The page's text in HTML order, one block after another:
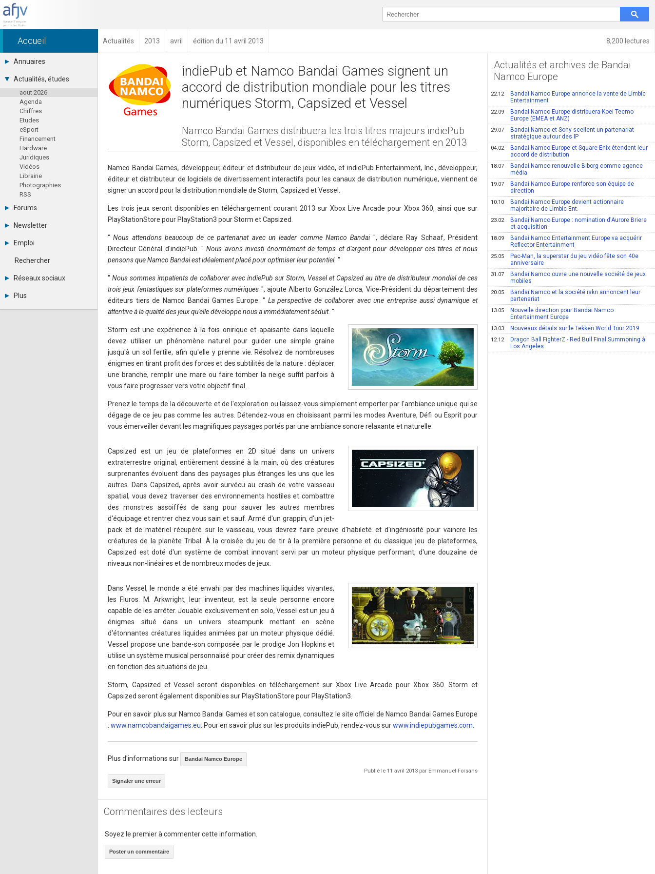
8,200 lectures
Accueil Actualités 2013 avril édition du 11 avril 2013
Annuaires
Toutes les sociétés (691)
Studios (418)
Editeurs (49)
Distributeurs (16)
Hard. / Accessoires (10)
Middlewares (15)
Prestataires (99)
Assoc. / Syndicats (21)
Formations / Ecoles (46)
Presse spécialisée (17)
Actualités, études
août 2026
Agenda
Chiffres
Etudes
eSport
Financement
Hardware
Juridiques
Vidéos
Librairie
Photographies
RSS
Forums
Tous les forums
Se connecter
Messages privés
Contacter un modérateur
Newsletter
Archives
Abonnement
Emploi
Consulter les annonces
Observatoire de l'emploi
Rechercher
Réseaux sociaux
LinkedIn
Plus
Annonceurs
indiePub et Namco Bandai Games signent un
accord de distribution mondiale pour les titres
numériques Storm, Capsized et Vessel
Namco Bandai Games distribuera les trois titres majeurs indiePub
Storm, Capsized et Vessel, disponibles en téléchargement en 2013
Namco Bandai Games, développeur, éditeur et distributeur de jeux vidéo, et indiePub Entertainment, Inc., développeur,
éditeur et distributeur de logiciels de divertissement interactifs pour les canaux de distribution numérique, viennent de
signer un accord pour la distribution mondiale de Storm, Capsized et Vessel.
Les trois jeux seront disponibles en téléchargement courant 2013 sur Xbox Live Arcade pour Xbox 360, ainsi que sur
PlayStationStore pour PlayStation3 pour Storm et Capsized.
" Nous attendons beaucoup de ce partenariat avec un leader comme Namco Bandai ", déclare Ray Schaaf, Président
Directeur Général d'indiePub. " Nous avons investi énormément de temps et d'argent pour développer ces titres et nous
pensons que Namco Bandai est idéalement placé pour optimiser leur potentiel. "
" Nous sommes impatients de collaborer avec indiePub sur Storm, Vessel et Capsized au titre de distributeur mondial de ces
trois jeux fantastiques sur plateformes numériques ", ajoute Alberto González Lorca, Vice-Président du département des
éditeurs tiers de Namco Bandai Games Europe. " La perspective de collaborer avec une entreprise aussi dynamique et
attentive à la qualité des jeux qu'elle développe nous a immédiatement séduit. "
Storm est une expérience à la fois onirique et apaisante dans laquelle
devez utiliser un phénomène naturel pour guider une simple graine
jusqu'à un sol fertile, afin qu'elle y prenne vie. Résolvez de nombreuses
énigmes en tirant profit des forces et des subtilités de la nature : déplacer
une branche, remplir une mare ou faire tomber la neige suffit parfois à
vous faire progresser vers votre objectif final.
Prenez le temps de la découverte et de l'exploration ou laissez-vous simplement emporter par l'ambiance unique qui se
dégage de ce jeu pas comme les autres. Détendez-vous en choisissant parmi les modes Aventure, Défi ou Esprit pour
vous émerveiller devant les magnifiques paysages portés par une ambiance sonore relaxante et naturelle.
Capsized est un jeu de plateformes en 2D situé dans un univers
extraterrestre original, entièrement dessiné à la main, où des créatures
surprenantes évoluent dans des paysages plus étranges les uns que les
autres. Dans Capsized, après avoir survécu au crash de votre vaisseau
spatial, vous devez traverser des environnements hostiles et combattre
des monstres assoiffés de sang pour sauver les autres membres
d'équipage et rentrer chez vous sain et sauf. Armé d'un grappin, d'un jet-
pack et de matériel récupéré sur le vaisseau, vous devrez faire preuve d'habileté et d'ingéniosité pour vaincre les
créatures de la planète Tribal. À la croisée du jeu de tir à la première personne et du classique jeu de plateformes,
Capsized est doté d'un système de combat innovant servi par un moteur physique performant, d'une douzaine de
niveaux non-linéaires et de nombreux modes de jeux.
Dans Vessel, le monde a été envahi par des machines liquides vivantes,
les Fluros. M. Arkwright, leur inventeur, est la seule personne encore
capable de les arrêter. Jouable exclusivement en solo, Vessel est un jeu à
énigmes situé dans un univers steampunk mettant en scène
d'étonnantes créatures liquides animées par un moteur physique dédié.
Vessel propose une bande-son composée par le prodige Jon Hopkins et
utilise un système musical personnalisé pour créer des remix dynamiques
en fonction des situations de jeu.
Storm, Capsized et Vessel seront disponibles en téléchargement sur Xbox Live Arcade pour Xbox 360. Storm et
Capsized seront également disponibles sur PlayStationStore pour PlayStation3.
Pour en savoir plus sur Namco Bandai Games et son catalogue, consultez le site officiel de Namco Bandai Games Europe
: www.namcobandaigames.eu . Pour en savoir plus sur les produits indiePub, rendez-vous surwww.indiepubgames.com
Plus d'informations sur Bandai Namco Europe
Publié le 11 avril 2013 par Emmanuel Forsans
Signaler une erreur
Commentaires des lecteurs
Soyez le premier à commenter cette information.
Poster un commentaire
Actualités et archives de Bandai
Namco Europe
22.12
Bandai Namco Europe annonce la vente de Limbic
Entertainment
22.09
Bandai Namco Europe distribuera Koei Tecmo
Europe (EMEA et ANZ)
29.07
Bandai Namco et Sony scellent un partenariat
stratégique autour des IP
04.02
Bandai Namco Europe et Square Enix étendent leur
accord de distribution
18.07
Bandai Namco renouvelle Biborg comme agence
média
19.07
Bandai Namco Europe renforce son équipe de
direction
10.10
Bandai Namco Europe devient actionnaire
majoritaire de Limbic Ent.
23.02
Bandai Namco Europe : nomination d'Aurore Briere
et acquisition
18.09
Bandai Namco Entertainment Europe va acquérir
Reflector Entertainment
25.05
Pac-Man, la superstar du jeu vidéo fête son 40e
anniversaire
31.07
Bandai Namco ouvre une nouvelle société de jeux
mobiles
20.05
Bandai Namco et la société iskn annoncent leur
partenariat
13.05
Nouvelle direction pour Bandai Namco
Entertainment Europe
13.03 Nouveaux détails sur le Tekken World Tour 2019
12.12
Dragon Ball FighterZ - Red Bull Final Summoning à
Los Angeles